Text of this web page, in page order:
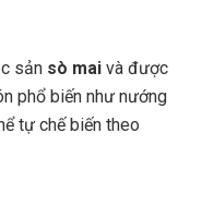
sản sò mai và được
phổ biến như nướng
tự chế biến theo